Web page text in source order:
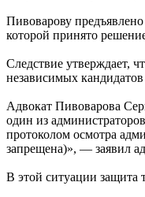
Пивоварову
которой принято
Следствие утверждает,
независимых
Адвокат Пивоварова
один из
протоколом осмотра
запрещена)», — заявил
В этой ситуации защита